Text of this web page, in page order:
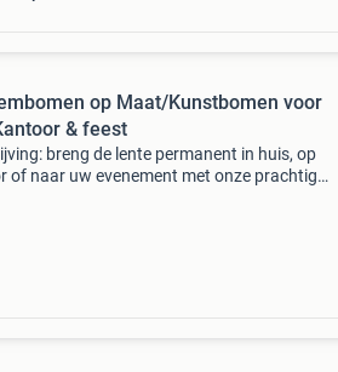
op Maat/Kunstbomen voor
& feest
breng de lente permanent in huis, op
of naar uw evenement met onze prachtige,